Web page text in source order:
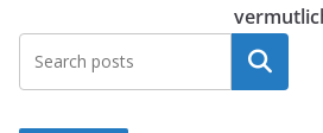
Suchen